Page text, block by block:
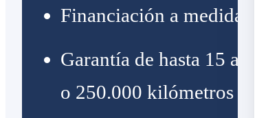
Financiación a medida
Garantía de hasta 15 años
o 250.000 kilómetros